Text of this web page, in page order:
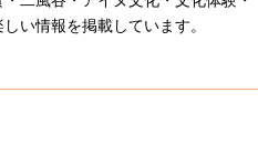
い情報を掲載しています。